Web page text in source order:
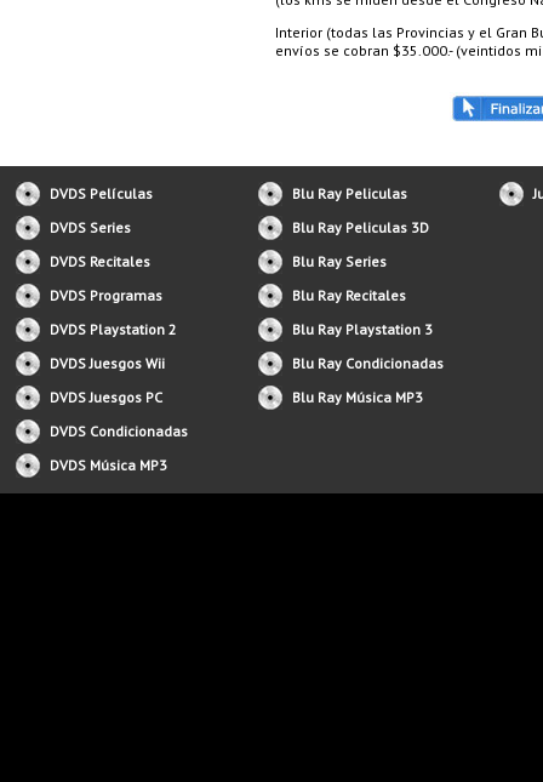
Interior (todas las Provincias y el Gran
envíos se cobran $35.000.- (veintidos
DVDS Películas
DVDS Series
DVDS Recitales
DVDS Programas
DVDS Playstation 2
DVDS Juesgos Wii
DVDS Juesgos PC
DVDS Condicionadas
DVDS Música MP3
Blu Ray Peliculas
Blu Ray Peliculas 3D
Blu Ray Series
Blu Ray Recitales
Blu Ray Playstation 3
Blu Ray Condicionadas
Blu Ray Música MP3